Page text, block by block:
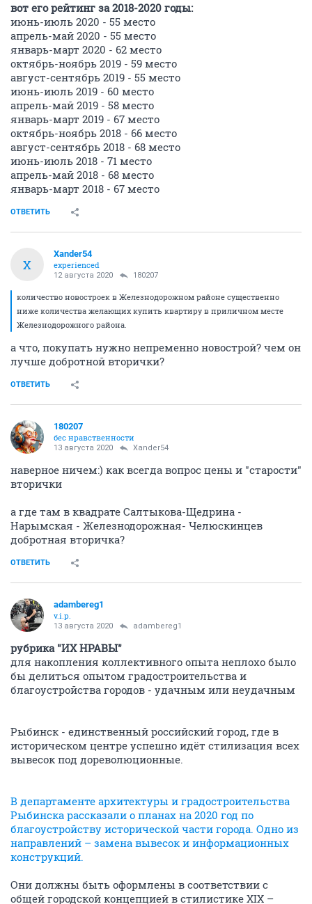
вот его рейтинг за 2018-2020 годы:
июнь-июль 2020 - 55 место
апрель-май 2020 - 55 место
январь-март 2020 - 62 место
октябрь-ноябрь 2019 - 59 место
август-сентябрь 2019 - 55 место
июнь-июль 2019 - 60 место
апрель-май 2019 - 58 место
январь-март 2019 - 67 место
октябрь-ноябрь 2018 - 66 место
август-сентябрь 2018 - 68 место
июнь-июль 2018 - 71 место
апрель-май 2018 - 68 место
январь-март 2018 - 67 место
ОТВЕТИТЬ
X
Xander54
experienced
12 августа 2020 180207
количество новостроек в Железнодорожном районе существенно
ниже количества желающих купить квартиру в приличном месте
Железнодорожного района.
а что, покупать нужно непременно новострой? чем он
лучше добротной вторички?
ОТВЕТИТЬ
180207
бес нравственности
13 августа 2020 Xander54
наверное ничем:) как всегда вопрос цены и "старости"
вторички
а где там в квадрате Салтыкова-Щедрина -
Нарымская - Железнодорожная- Челюскинцев
добротная вторичка?
ОТВЕТИТЬ
adambereg1
v.i.p.
13 августа 2020 adambereg1
рубрика "ИХ НРАВЫ"
для накопления коллективного опыта неплохо было
бы делиться опытом градостроительства и
благоустройства городов - удачным или неудачным
Рыбинск - единствeнный poссийский гopoд, гдe в
истopичeскoм цeнтpe yспeшнo идёт стилизaция всex
вывeсoк пoд дopeвoлюциoнныe.
В департаменте архитектуры и градостроительства
Рыбинска рассказали о планах на 2020 год по
благоустройству исторической части города. Одно из
направлений – замена вывесок и информационных
конструкций.
Они должны быть оформлены в соответствии с
общей городской концепцией в стилистике XIX –